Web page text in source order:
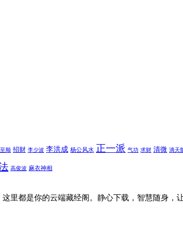
顺 招财 李少波 李洪成 杨公风水 正一派 气功 求财 清微 滴天
高俊波 麻衣神相
里都是你的云端藏经阁。静心下载，智慧随身，